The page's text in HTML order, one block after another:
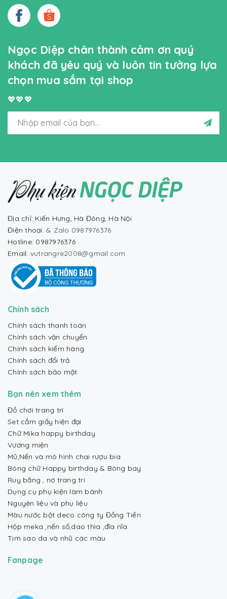
Ngọc Diệp chân thành cảm ơn quý
khách đã yêu quý và luôn tin tưởng lựa
chọn mua sắm tại shop
💖💖💖
Địa chỉ: Kiến Hưng, Hà Đông, Hà Nội
Điện thoại: & Zalo 0987976376
Hotline: 0987976376
Email: vutrangre2008@gmail.com
Chính sách
Chính sách thanh toán
Chính sách vận chuyển
Chính sách kiểm hàng
Chính sách đổi trả
Chính sách bảo mật
Bạn nên xem thêm
Đồ chơi trang trí
Set cắm giấy hiện đại
Chữ Mika happy birthday
Vương miện
Mũ,Nến và mô hình chai rượu bia
Bóng chữ Happy birthday & Bóng bay
Ruy băng , nơ trang trí
Dụng cụ phụ kiện làm bánh
Nguyên liệu và phụ liệu
Màu nước bột deco công ty Đồng Tiến
Hộp meka ,nến số,dao thìa ,đĩa nĩa
Tim sao da và nhũ các màu
Fanpage